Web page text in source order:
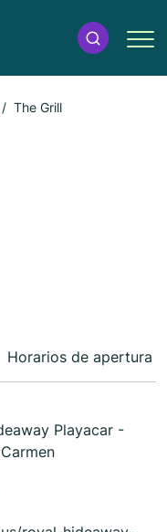
The Grill
Horarios de apertura
Playacar -